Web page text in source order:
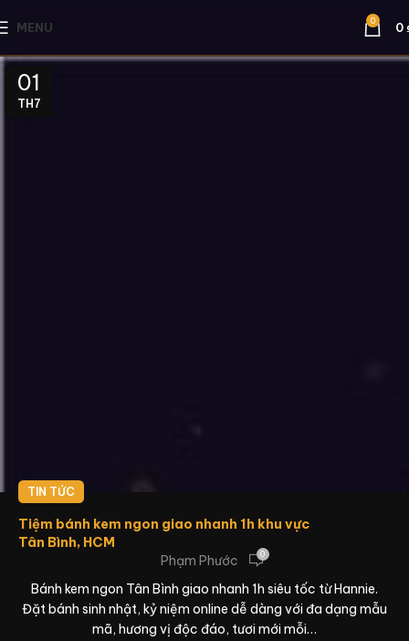
MENU 0 0
01
TH7
TIN TỨC
Tiệm bánh kem ngon giao nhanh 1h khu vực
Tân Bình, HCM
Phạm Phước
0
Bánh kem ngon Tân Bình giao nhanh 1h siêu tốc từ Hannie.
Đặt bánh sinh nhật, kỷ niệm online dễ dàng với đa dạng mẫu
mã, hương vị độc đáo, tươi mới mỗi…